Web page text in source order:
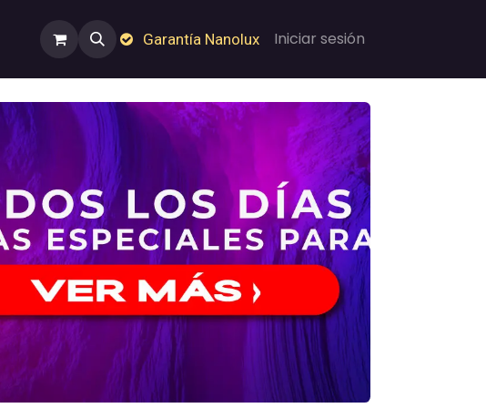
Sobre Nosotros Empleos Garantía de Nanolux
Garantía Nanolux Iniciar sesión